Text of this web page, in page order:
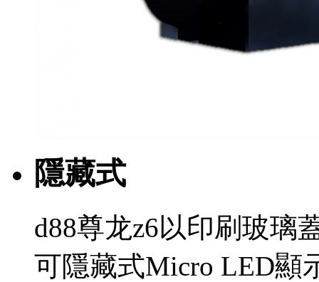
隱藏式
d88尊龙z6以印刷玻璃
可隱藏式Micro LED顯